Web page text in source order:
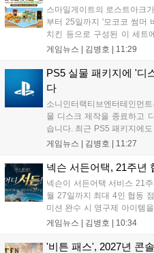
스마일게이트의 로스트아크
부터 25일까지 '모코코 썸머
치킨 등으로 구성된 이 세트
포함된다. 전국 매장 및 배달
세한 정보는 공식 홈페이지에
게임뉴스 | 김병호 | 11:29
PS5 실물 패키지에 '디
다
소니인터랙티브엔터테인먼
물 디스크 제작을 종료하고
습니다. 최근 PS5 패키지에
작했으며, 기존 디스크는 계
은 신중히 추진하겠다고 밝혔
게임뉴스 | 김병호 | 11:27
넥슨 서든어택, 21주년
넥슨이 서든어택 서비스 21
월 27일까지 최대 4인 협동
미션 완수 시 영구제 아이템
셜 교환소와 웹 이벤트, 출석
운영하며 혜택을 제공한다.
게임뉴스 | 김병호 | 10:34
'비튼 패스', 2027년 콘